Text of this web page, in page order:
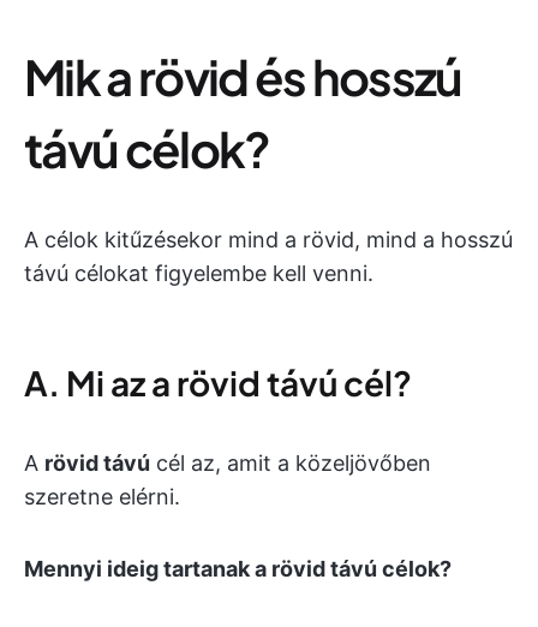
Mik a rövid és hosszú
távú célok?
A célok kitűzésekor mind a rövid, mind a hosszú
távú célokat figyelembe kell venni.
A. Mi az a rövid távú cél?
A rövid távú cél az, amit a közeljövőben
szeretne elérni.
Mennyi ideig tartanak a rövid távú célok?